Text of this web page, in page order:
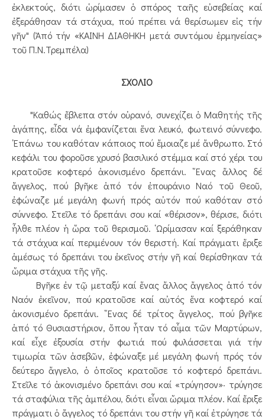
ἐκλεκτούς, διότι ὡρίμασεν ὁ σπόρος ταῆς εὐσεβείας καί
ἐξεράθησαν τά στάχυα, πού πρέπει νά θερίσωμεν εἰς τήν
γῆν" (Ἀπό τήν «ΚΑΙΝΗ ΔΙΑΘΗΚΗ μετά συντόμου ἑρμηνείας»
τοῦ Π.Ν.Τρεμπέλα)
ΣΧΟΛΙΟ
"Καθώς ἔβλεπα στόν οὐρανό, συνεχίζει ὁ Μαθητής τῆς
ἀγάπης, εἶδα νά ἐμφανίζεται ἕνα λευκό, φωτεινό σύννεφο.
᾿Επάνω του καθόταν κάποιος πού ἔμοιαζε μέ ἄνθρωπο. Στό
κεφάλι του φοροῦσε χρυσό βασιλικό στέμμα καί στό χέρι του
κρατοῦσε κοφτερό ἀκονισμένο δρεπάνι. ῞Ενας ἄλλος δέ
ἄγγελος, πού βγῆκε ἀπό τόν ἐπουράνιο Ναό τοῦ Θεοῦ,
ἐφώναζε μέ μεγάλη φωνή πρός αὐτόν πού καθόταν στό
σύννεφο. Στεῖλε τό δρεπάνι σου καί «θέρισον», θέρισε, διότι
ἦλθε πλέον ἡ ὥρα τοῦ θερισμοῦ. ῾Ωρίμασαν καί ξεράθηκαν
τά στάχυα καί περιμένουν τόν θεριστή. Καί πράγματι ἔριξε
ἀμέσως τό δρεπάνι του ἐκεῖνος στήν γῆ καί θερίσθηκαν τά
ὥριμα στάχυα τῆς γῆς.
Βγῆκε ἐν τῷ μεταξύ καί ἕνας ἄλλος ἄγγελος ἀπό τόν
Ναόν ἐκεῖνον, πού κρατοῦσε καί αὐτός ἕνα κοφτερό καί
ἀκονισμένο δρεπάνι. ῞Ενας δέ τρίτος ἄγγελος, πού βγῆκε
ἀπό τό Θυσιαστήριον, ὅπου ἦταν τό αἷμα τῶν Μαρτύρων,
καί εἶχε ἐξουσία στήν φωτιά πού φυλάσσεται γιά τήν
τιμωρία τῶν ἀσεβῶν, ἐφώναξε μέ μεγάλη φωνή πρός τόν
δεύτερο ἄγγελο, ὁ ὁποῖος κρατοῦσε τό κοφτερό δρεπάνι.
Στεῖλε τό ἀκονισμένο δρεπάνι σου καί «τρύγησον»· τρύγησε
τά σταφύλια τῆς ἀμπέλου, διότι εἶναι ὥριμα πλέον. Καί ἔριξε
πράγματι ὁ ἄγγελος τό δρεπάνι του στήν γῆ καί ἐτρύγησε τά